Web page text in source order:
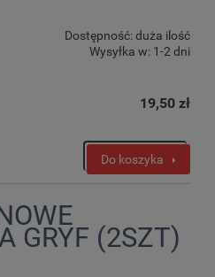
Dostępność:duża ilość
Wysyłka w: 1-2 dni
19,50 zł
Do koszyka
GRYF (2SZT)